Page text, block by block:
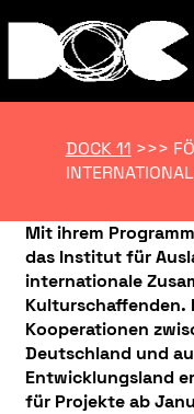
DOCK 11 >>>
Mit ihrem
das Institut für
internationale
Kulturschaffenden.
Kooperationen
Deutschland und
Entwicklungsland
für Projekte ab